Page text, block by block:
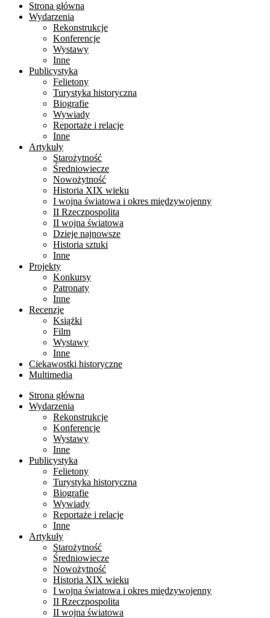
Strona główna
Wydarzenia
Rekonstrukcje
Konferencje
Wystawy
Inne
Publicystyka
Felietony
Turystyka historyczna
Biografie
Wywiady
Reportaże i relacje
Inne
Artykuły
Starożytność
Średniowiecze
Nowożytność
Historia XIX wieku
I wojna światowa i okres międzywojenny
II Rzeczpospolita
II wojna światowa
Dzieje najnowsze
Historia sztuki
Inne
Projekty
Konkursy
Patronaty
Inne
Recenzje
Książki
Film
Wystawy
Inne
Ciekawostki historyczne
Multimedia
Strona główna
Wydarzenia
Rekonstrukcje
Konferencje
Wystawy
Inne
Publicystyka
Felietony
Turystyka historyczna
Biografie
Wywiady
Reportaże i relacje
Inne
Artykuły
Starożytność
Średniowiecze
Nowożytność
Historia XIX wieku
I wojna światowa i okres międzywojenny
II Rzeczpospolita
II wojna światowa